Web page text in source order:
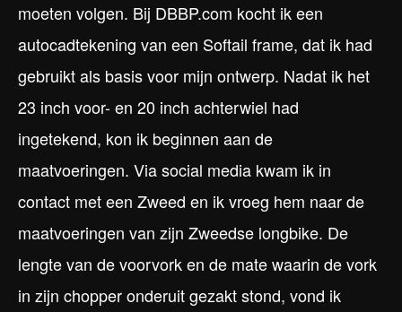
moeten volgen. Bij DBBP.com kocht ik een
autocadtekening van een Softail frame, dat ik had
gebruikt als basis voor mijn ontwerp. Nadat ik het
23 inch voor- en 20 inch achterwiel had
ingetekend, kon ik beginnen aan de
maatvoeringen. Via social media kwam ik in
contact met een Zweed en ik vroeg hem naar de
maatvoeringen van zijn Zweedse longbike. De
lengte van de voorvork en de mate waarin de vork
in zijn chopper onderuit gezakt stond, vond ik